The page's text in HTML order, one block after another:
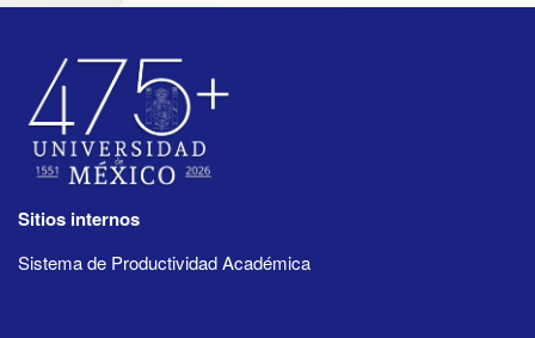
Sitios internos
Sistema de Productividad Académica